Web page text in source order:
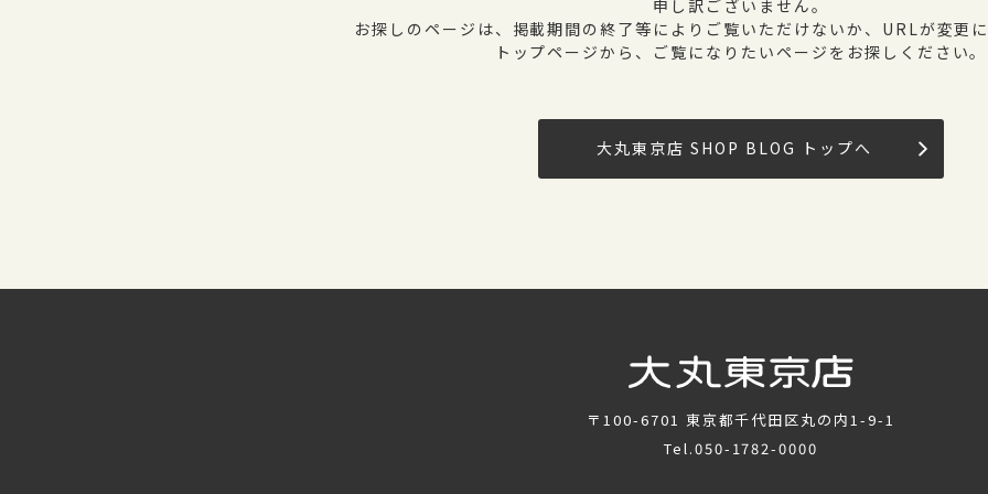
申し訳ございません。
お探しのページは、掲載期間の終了等によりご覧いただけないか、URLが変更に
トップページから、ご覧になりたいページをお探しください。
大丸東京店 SHOP BLOG トップへ
〒100-6701 東京都千代田区丸の内1-9-1
Tel.050-1782-0000